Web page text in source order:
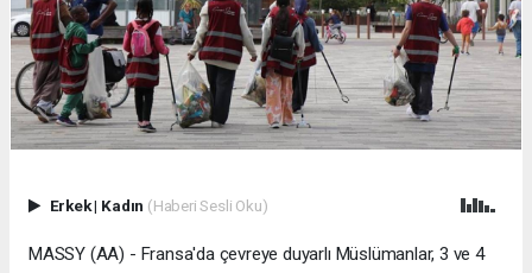
Erkek| Kadın (Haberi Sesli Oku)
MASSY (AA) - Fransa'da çevreye duyarlı Müslümanlar, 3 ve 4